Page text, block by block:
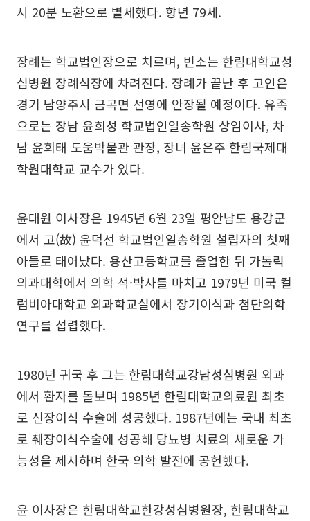
시 20분 노환으로 별세했다. 향년 79세.
장례는 학교법인장으로 치르며, 빈소는 한림대학교성
심병원 장례식장에 차려진다. 장례가 끝난 후 고인은
경기 남양주시 금곡면 선영에 안장될 예정이다. 유족
으로는 장남 윤희성 학교법인일송학원 상임이사, 차
남 윤희태 도움박물관 관장, 장녀 윤은주 한림국제대
학원대학교 교수가 있다.
윤대원 이사장은 1945년 6월 23일 평안남도 용강군
에서 고(故) 윤덕선 학교법인일송학원 설립자의 첫째
아들로 태어났다. 용산고등학교를 졸업한 뒤 가톨릭
의과대학에서 의학 석·박사를 마치고 1979년 미국 컬
럼비아대학교 외과학교실에서 장기이식과 첨단의학
연구를 섭렵했다.
1980년 귀국 후 그는 한림대학교강남성심병원 외과
에서 환자를 돌보며 1985년 한림대학교의료원 최초
로 신장이식 수술에 성공했다. 1987년에는 국내 최초
로 췌장이식수술에 성공해 당뇨병 치료의 새로운 가
능성을 제시하며 한국 의학 발전에 공헌했다.
윤 이사장은 한림대학교한강성심병원장, 한림대학교